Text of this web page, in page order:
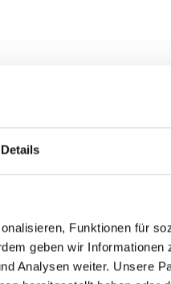
Details
Funktionen für
geben wir Informationen
Analysen weiter. Unsere